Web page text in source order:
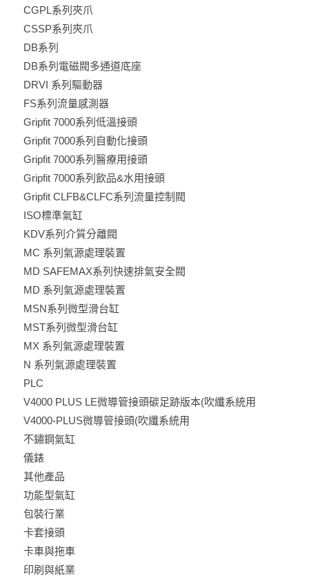
CGPL系列夾爪
CSSP系列夾爪
DB系列
DB系列電磁閥多通道底座
DRVI 系列驅動器
FS系列流量感測器
Gripfit 7000系列低溫接頭
Gripfit 7000系列自動化接頭
Gripfit 7000系列醫療用接頭
Gripfit 7000系列飲品&水用接頭
Gripfit CLFB&CLFC系列流量控制閥
ISO標準氣缸
KDV系列介質分離閥
MC 系列氣源處理裝置
MD SAFEMAX系列快速排氣安全閥
MD 系列氣源處理裝置
MSN系列微型滑台缸
MST系列微型滑台缸
MX 系列氣源處理裝置
N 系列氣源處理裝置
PLC
V4000 PLUS LE微導管接頭碳足跡版本(吹纖系統用
V4000-PLUS微導管接頭(吹纖系統用
不鏽鋼氣缸
儀錶
其他產品
功能型氣缸
包裝行業
卡套接頭
卡車與拖車
印刷與紙業